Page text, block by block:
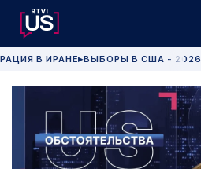
В ИРАНЕ▶ВЫБОРЫ В США - 2026